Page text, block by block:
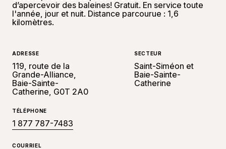
d’apercevoir des baleines! Gratuit. En service toute
l'année, jour et nuit. Distance parcourue : 1,6
kilomètres.
ADRESSE
119, route de la
Grande-Alliance,
Baie-Sainte-
Catherine, G0T 2A0
SECTEUR
Saint-Siméon et
Baie-Sainte-
Catherine
TÉLÉPHONE
1 877 787-7483
COURRIEL